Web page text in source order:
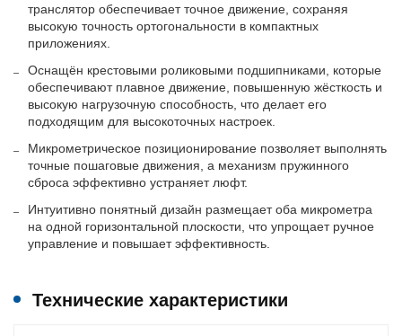
транслятор обеспечивает точное движение, сохраняя
высокую точность ортогональности в компактных
приложениях.
Оснащён крестовыми роликовыми подшипниками, которые
обеспечивают плавное движение, повышенную жёсткость и
высокую нагрузочную способность, что делает его
подходящим для высокоточных настроек.
Микрометрическое позиционирование позволяет выполнять
точные пошаговые движения, а механизм пружинного
сброса эффективно устраняет люфт.
Интуитивно понятный дизайн размещает оба микрометра
на одной горизонтальной плоскости, что упрощает ручное
управление и повышает эффективность.
Технические характеристики